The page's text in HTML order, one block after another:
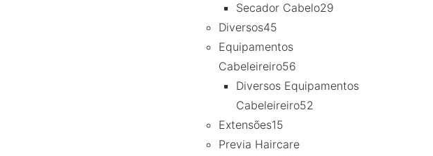
Secador Cabelo29
Diversos45
Equipamentos
Cabeleireiro56
Diversos Equipamentos
Cabeleireiro52
Extensões15
Previa Haircare